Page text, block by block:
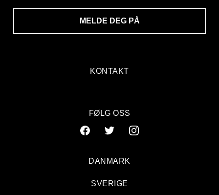
KONTAKT
MELDE DEG PÅ
FØLG OSS
DANMARK
SVERIGE